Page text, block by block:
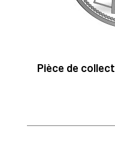
Pièce de